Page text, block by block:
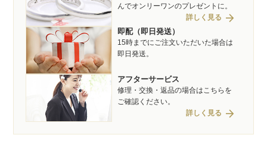
んでオンリーワンのプレゼントに。
詳しく見る arrow_forward
即配（即日発送）
15時までにご注文いただいた場合は
即日発送。
アフターサービス
修理・交換・返品の場合はこちらを
ご確認ください。
詳しく見る arrow_forward